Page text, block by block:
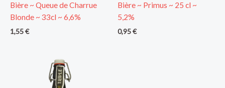
Bière ~ Queue de Charrue
Blonde ~ 33cl ~ 6,6%
1,55€
Bière ~ Primus ~ 25 cl ~
5,2%
0,95€